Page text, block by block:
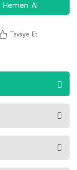
Hemen Al
Tavsiye Et